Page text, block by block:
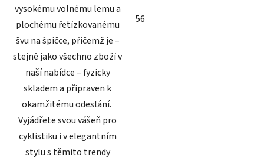
vysokému volnému lemu a
plochému řetízkovanému
švu na špičce, přičemž je –
stejně jako všechno zboží v
naší nabídce – fyzicky
skladem a připraven k
okamžitému odeslání.
Vyjádřete svou vášeň pro
cyklistiku i v elegantním
stylu s těmito trendy
56